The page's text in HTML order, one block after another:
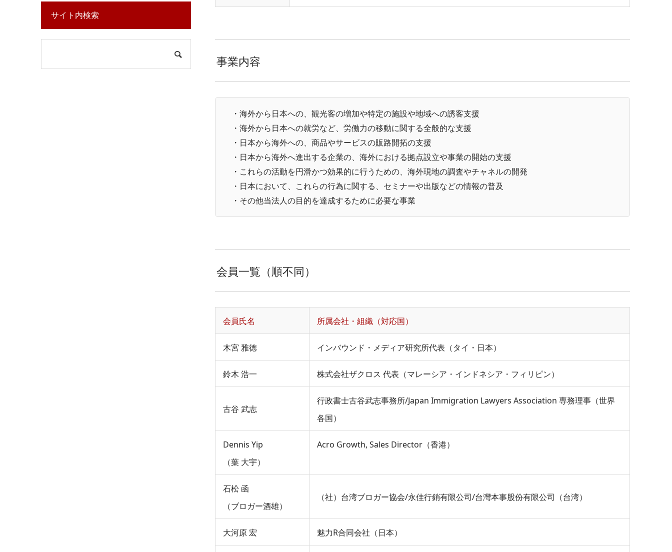
事業内容
・海外から日本への、観光客の増加や特定の施設や地域への誘客支援
・海外から日本への就労など、労働力の移動に関する全般的な支援
・日本から海外への、商品やサービスの販路開拓の支援
・日本から海外へ進出する企業の、海外における拠点設立や事業の開始の支援
・これらの活動を円滑かつ効果的に行うための、海外現地の調査やチャネルの開発
・日本において、これらの行為に関する、セミナーや出版などの情報の普及
・その他当法人の目的を達成するために必要な事業
会員一覧（順不同）
会員氏名 所属会社・組織（対応国）
木宮 雅徳 インバウンド・メディア研究所代表（タイ・日本）
鈴木 浩一 株式会社ザクロス 代表（マレーシア・インドネシア・フィリピン）
古谷 武志
行政書士古谷武志事務所/Japan Immigration Lawyers Association 専務理事（世界
各国）
Dennis Yip
（葉 大宇）
Acro Growth, Sales Director（香港）
石松 函
（ブロガー酒雄）
（社）台湾ブロガー協会/永佳行銷有限公司/台灣本事股份有限公司（台湾）
大河原 宏 魅力R合同会社（日本）
サイト内検索